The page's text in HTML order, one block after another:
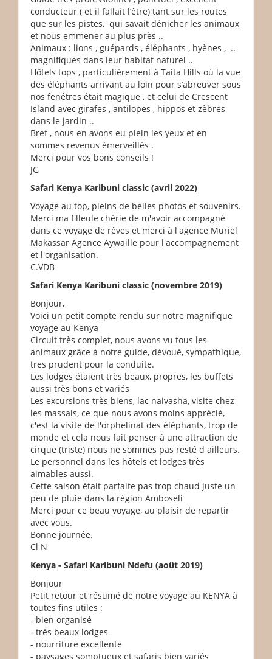
conducteur ( et il fallait l’être) tant sur les routes
que sur les pistes, qui savait dénicher les animaux
et nous emmener au plus près ..
Animaux : lions , guépards , éléphants , hyènes , ..
magnifiques dans leur habitat naturel ..
Hôtels tops , particulièrement à Taita Hills où la vue
des éléphants arrivant au loin pour s’abreuver sous
nos fenêtres était magique , et celui de Crescent
Island avec girafes , antilopes , hippos et zèbres
dans le jardin ..
Bref , nous en avons eu plein les yeux et en
sommes revenus émerveillés .
Merci pour vos bons conseils !
JG
Safari Kenya Karibuni classic (avril 2022)
Voyage au top, pleins de belles photos et souvenirs.
Merci ma filleule chérie de m'avoir accompagné
dans ce voyage de rêves et merci à l'agence Muriel
Makassar Agence Aywaille pour l'accompagnement
et l'organisation.
C.VDB
Safari Kenya Karibuni classic (novembre 2019)
Bonjour,
Voici un petit compte rendu sur notre magnifique
voyage au Kenya
Circuit très complet, nous avons vu tous les
animaux grâce à notre guide, dévoué, sympathique,
tres prudent pour la conduite.
Les lodges étaient très beaux, propres, les buffets
aussi très bons et variés
Les excursions très biens, lac naivasha, visite chez
les massais, ce que nous avons moins apprécié,
c'est la visite de l'orphelinat des éléphants, trop de
monde et cela nous fait penser à une attraction de
cirque (triste) nous ne sommes pas resté d ailleurs.
Le personnel dans les hôtels et lodges très
aimables aussi.
Cette saison était parfaite pas trop chaud juste un
peu de pluie dans la région Amboseli
Merci pour ce beau voyage, au plaisir de repartir
avec vous.
Bonne journée.
Cl N
Kenya - Safari Karibuni Ndefu (août 2019)
Bonjour
Petit retour et résumé de notre voyage au KENYA à
toutes fins utiles :
- bien organisé
- très beaux lodges
- nourriture excellente
- paysages somptueux et safaris bien variés